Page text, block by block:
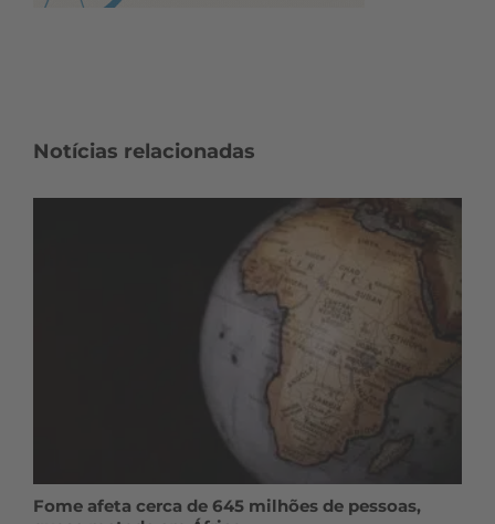
Notícias relacionadas
Fome afeta cerca de 645 milhões de pessoas,